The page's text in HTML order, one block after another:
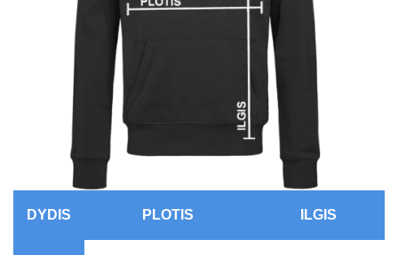
DYDIS PLOTIS ILGIS